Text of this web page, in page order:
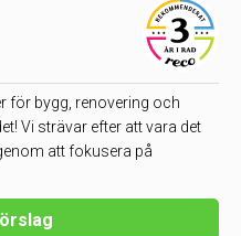
för bygg, renovering och
Vi strävar efter att vara det
att fokusera på